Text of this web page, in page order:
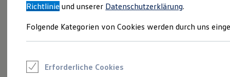
Volkswagen Marktplatz
Junge Gebrauchtwagen und Gebrauchtwagen
Saisonangebote
Richtlinie und unserer Datenschutzerklärung.
Folgende Kategorien von Cookies werden durch uns
Erforderliche Cookies